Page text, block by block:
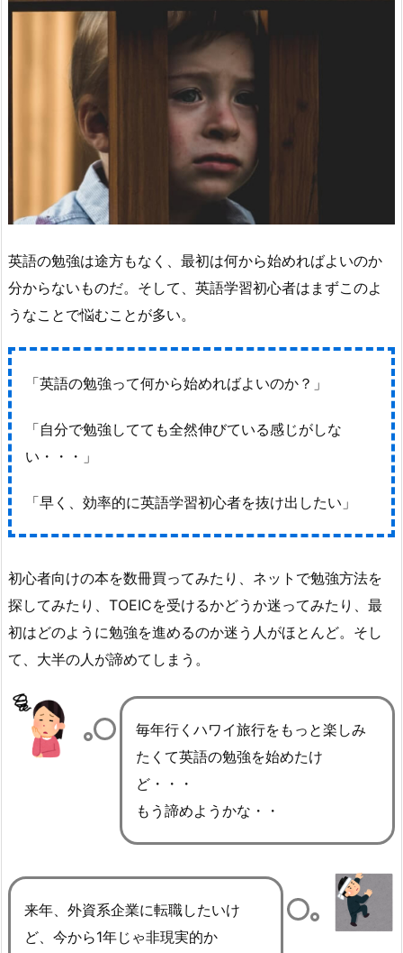
英語の勉強は途方もなく、最初は何から始めればよいのか
分からないものだ。そして、英語学習初心者はまずこのよ
うなことで悩むことが多い。
「英語の勉強って何から始めればよいのか？」
「自分で勉強してても全然伸びている感じがしな
い・・・」
「早く、効率的に英語学習初心者を抜け出したい」
初心者向けの本を数冊買ってみたり、ネットで勉強方法を
探してみたり、TOEICを受けるかどうか迷ってみたり、最
初はどのように勉強を進めるのか迷う人がほとんど。そし
て、大半の人が諦めてしまう。
毎年行くハワイ旅行をもっと楽しみ
たくて英語の勉強を始めたけ
ど・・・
もう諦めようかな・・
来年、外資系企業に転職したいけ
ど、今から1年じゃ非現実的か